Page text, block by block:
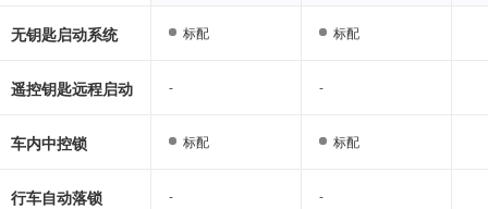
无钥匙启动系统 标配 标配
遥控钥匙远程启动 - -
车内中控锁 标配 标配
行车自动落锁 - -
标配 标配
- -
标配 标配
- -